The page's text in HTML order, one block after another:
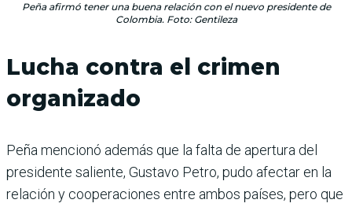
Peña afirmó tener una buena relación con el nuevo presidente de
Colombia. Foto: Gentileza
Lucha contra el crimen
organizado
Peña mencionó además que la falta de apertura del
presidente saliente, Gustavo Petro, pudo afectar en la
relación y cooperaciones entre ambos países, pero que